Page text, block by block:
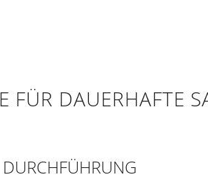
DAUERHAFTE
DURCHFÜHRUNG